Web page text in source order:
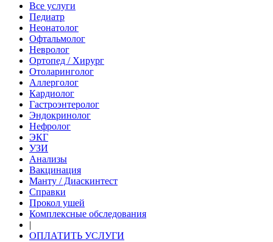
Все услуги
Педиатр
Неонатолог
Офтальмолог
Невролог
Ортопед / Хирург
Отоларинголог
Аллерголог
Кардиолог
Гастроэнтеролог
Эндокринолог
Нефролог
ЭКГ
УЗИ
Анализы
Вакцинация
Манту / Диаскинтест
Справки
Прокол ушей
Комплексные обследования
|
ОПЛАТИТЬ УСЛУГИ